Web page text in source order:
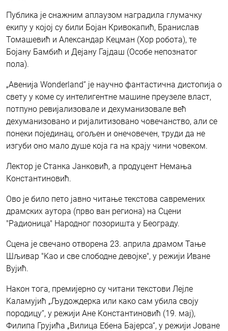
Публика је снажним аплаузом наградила глумачку
екипу у којој су били Бојан Кривокапић, Бранислав
Томашевић и Александар Кецман (Хор робота), те
Бојану Бамбић и Дејану Гајдаш (Особе непознатог
пола).
„Авенија Wonderland“ je научно фантастична дистопија о
свету у коме су интелигентне машине преузеле власт,
потпуно ревијализовале и дехуманизовале већ
дехуманизовано и ријалитизовано човечанство, али се
понеки појединац, огољен и онечовечен, труди да не
изгуби оно мало душе која га на крају чини човеком.
Лектор је Станка Јанковић, а продуцент Немања
Константиновић.
Ово је било пето јавно читање текстова савремених
драмских аутора (прво ван региона) на Сцени
"Радионица" Народног позоришта у Београду.
Сцена је свечано отворена 23. априла драмом Тање
Шљивар "Kао и све слободне девојке", у режији Иване
Вујић.
Након тога, премијерно су читани текстови Лејле
Kаламујић „Људождерка или како сам убила своју
породицу“, у режији Ане Kонстантиновић (19. мај),
Филипа Грујића „Вилица Ебена Бајерса“, у режији Јоване